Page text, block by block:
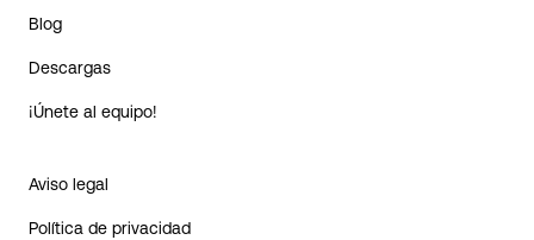
Blog
Descargas
¡Únete al equipo!
Aviso legal
Política de privacidad